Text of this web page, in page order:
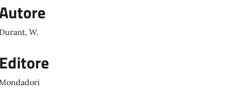
Durant, W.
Editore